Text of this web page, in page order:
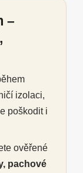
–
izolaci,
poškodit i
ověřené
pachové